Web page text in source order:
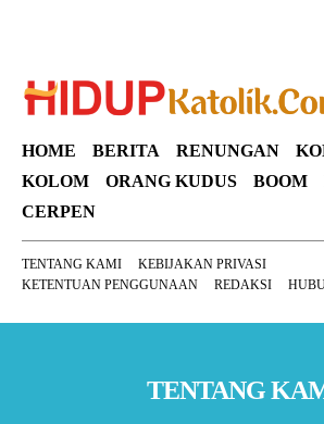
HOME BERITA RENUNGAN
KOLOM
ORANG KUDUS BOOM
CERPEN
TENTANG KAMI
KEBIJAKAN PRIVASI
KETENTUAN PENGGUNAAN
REDAKSI
TENTANG